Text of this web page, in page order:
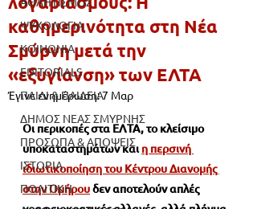
ΨΥΧΟΛΟΓΙΑ
ΚΟΙΝΩΝΙΑ
EDITORIALS
ΠΑΙΔΙ & ΠΑΙΔΕΙΑ
ΔΗΜΟΣ ΝΕΑΣ ΣΜΥΡΝΗΣ
ΠΡΟΣΩΠΑ & ΑΠΟΨΕΙΣ
ΙΣΤΟΡΙΑ
ΠΟΛΙΤΙΚΗ
καθημερινότητα στη Νέα
Σμύρνη μετά την
«εξυγίανση» των ΕΛΤΑ
Έγινε ενημέρωση:7 Μαρ
Οι περικοπές στα ΕΛΤΑ, το κλείσιμο
υποκαταστημάτων και η περσινή
ιδιωτικοποίηση του Κέντρου Διανομής
στην Ομήρου δεν αποτελούν απλές